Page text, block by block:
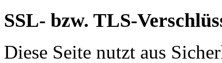
SSL- bzw. TLS-
Diese Seite nutzt aus